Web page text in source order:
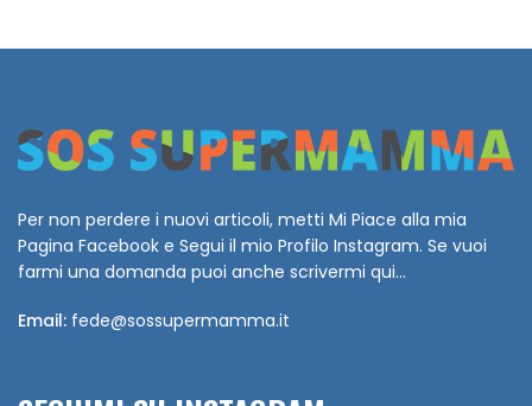
Per non perdere i nuovi articoli, metti Mi Piace alla mia
Pagina Facebook e Segui il mio Profilo Instagram. Se vuoi
farmi una domanda puoi anche scrivermi qui...
Email: fede@sossupermamma.it